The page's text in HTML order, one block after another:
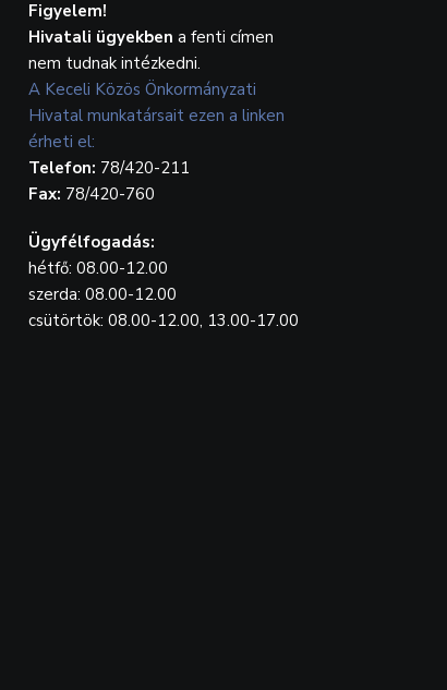
Figyelem!
Hivatali ügyekben a fenti címen
nem tudnak intézkedni.
A Keceli Közös Önkormányzati
Hivatal munkatársait ezen a linken
érheti el:
Telefon: 78/420-211
Fax: 78/420-760
Ügyfélfogadás:
hétfő: 08.00-12.00
szerda: 08.00-12.00
csütörtök: 08.00-12.00, 13.00-17.00